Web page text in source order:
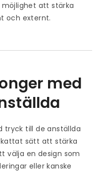
att stärka
och externt.
med
tryck till de anställda
sätt att stärka
välja en design som
eller kanske